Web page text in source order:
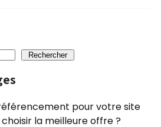
Rechercher
pour votre site
la meilleure offre ?